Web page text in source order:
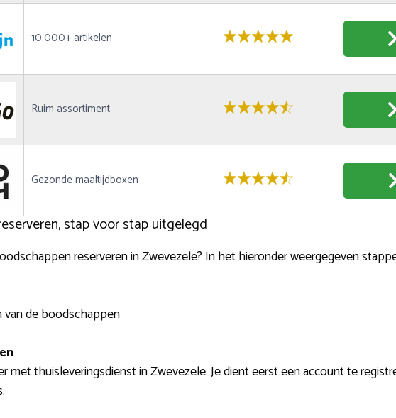
10.000+ artikelen
Ruim assortiment
Gezonde maaltijdboxen
stap voor stap uitgelegd
reserveren in Zwevezele? In het hieronder weergegeven
de boodschappen
met thuisleveringsdienst in Zwevezele. Je dient eerst een account te